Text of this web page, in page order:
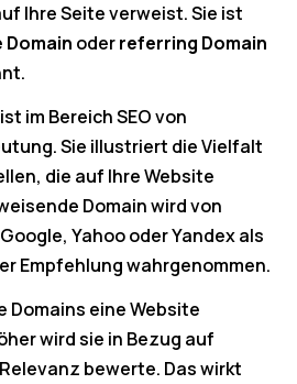
Ihre Seite verweist. Sie ist
oderreferring Domain
im Bereich SEO von
Sie illustriert die Vielfalt
die auf Ihre Website
Domain wird von
Yahoo oder Yandex als
Empfehlung wahrgenommen.
Domains eine Website
wird sie in Bezug auf
bewerte. Das wirkt